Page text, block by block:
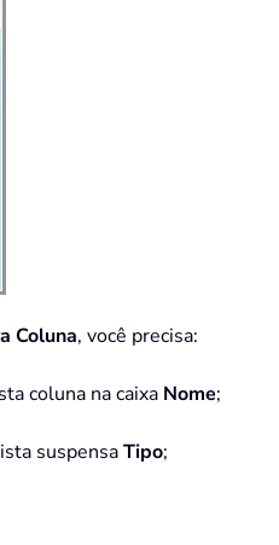
Coluna, você precisa:
coluna na caixa Nome;
suspensaTipo;